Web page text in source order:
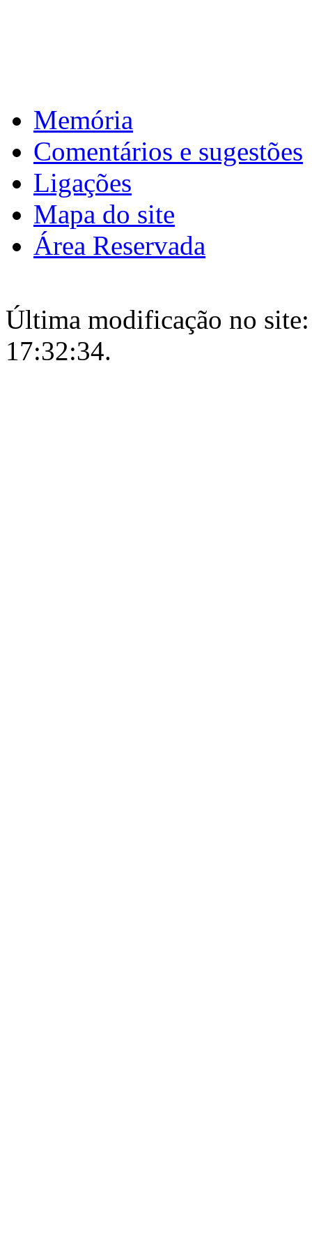
Memória
Comentários e sugestões
Ligações
Mapa do site
Área Reservada
Última modificação no
17:32:34.